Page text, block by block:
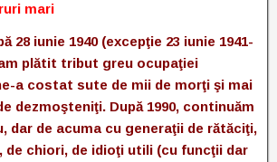
mari
28 iunie 1940 (excepţie 23 iunie 1941-
plătit tribut greu ocupaţiei
a costat sute de mii de morţi şi mai
dezmoşteniţi. După 1990, continuăm
dar de acuma cu generaţii de rătăciţi,
de chiori, de idioţi utili (cu funcţii dar